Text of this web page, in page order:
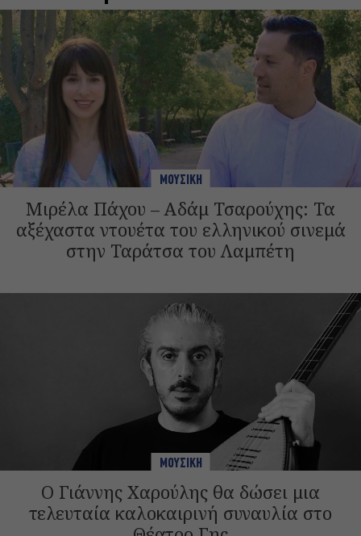
ΜΟΥΣΙΚΗ
Μιρέλα Πάχου – Αδάμ Τσαρούχης: Τα
αξέχαστα ντουέτα του ελληνικού σινεμά
στην Ταράτσα του Λαμπέτη
ΜΟΥΣΙΚΗ
Ο Γιάννης Χαρούλης θα δώσει μια
τελευταία καλοκαιρινή συναυλία στο